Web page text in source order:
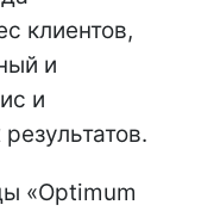
клиентов,
и
и
«Optimum